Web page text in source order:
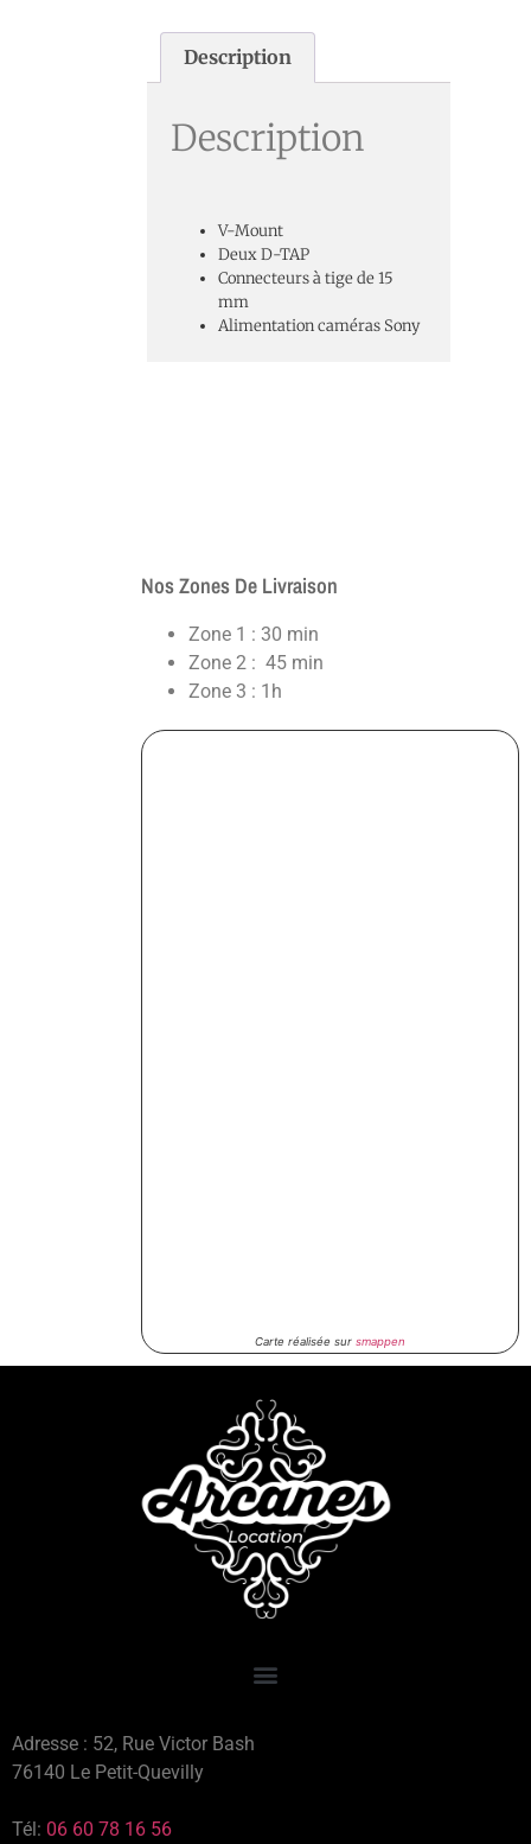
Description
Description
V-Mount
Deux D-TAP
Connecteurs à tige de 15
mm
Alimentation caméras Sony
Nos Zones De Livraison
Zone 1 : 30 min
Zone 2 : 45 min
Zone 3 : 1h
Carte réalisée sur smappen
Adresse : 52, Rue Victor Bash
76140 Le Petit-Quevilly
Tél: 06 60 78 16 56